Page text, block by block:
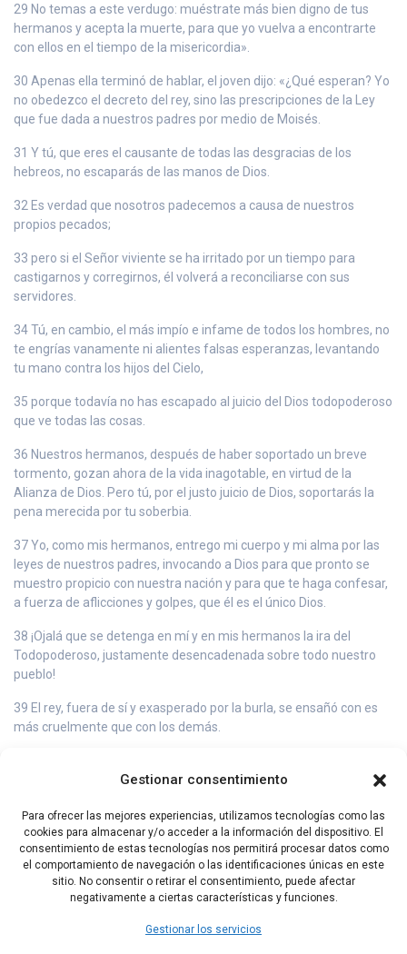
Gestionar consentimiento
Para ofrecer las mejores experiencias, utilizamos tecnologías como las
cookies para almacenar y/o acceder a la información del dispositivo. El
consentimiento de estas tecnologías nos permitirá procesar datos como
el comportamiento de navegación o las identificaciones únicas en este
sitio. No consentir o retirar el consentimiento, puede afectar
negativamente a ciertas características y funciones.
Gestionar los servicios
29 No temas a este verdugo: muéstrate más bien digno de tus
hermanos y acepta la muerte, para que yo vuelva a encontrarte
con ellos en el tiempo de la misericordia».
30 Apenas ella terminó de hablar, el joven dijo: «¿Qué esperan? Yo
no obedezco el decreto del rey, sino las prescripciones de la Ley
que fue dada a nuestros padres por medio de Moisés.
31 Y tú, que eres el causante de todas las desgracias de los
hebreos, no escaparás de las manos de Dios.
32 Es verdad que nosotros padecemos a causa de nuestros
propios pecados;
33 pero si el Señor viviente se ha irritado por un tiempo para
castigarnos y corregirnos, él volverá a reconciliarse con sus
servidores.
34 Tú, en cambio, el más impío e infame de todos los hombres, no
te engrías vanamente ni alientes falsas esperanzas, levantando
tu mano contra los hijos del Cielo,
35 porque todavía no has escapado al juicio del Dios todopoderoso
que ve todas las cosas.
36 Nuestros hermanos, después de haber soportado un breve
tormento, gozan ahora de la vida inagotable, en virtud de la
Alianza de Dios. Pero tú, por el justo juicio de Dios, soportarás la
pena merecida por tu soberbia.
37 Yo, como mis hermanos, entrego mi cuerpo y mi alma por las
leyes de nuestros padres, invocando a Dios para que pronto se
muestro propicio con nuestra nación y para que te haga confesar,
a fuerza de aflicciones y golpes, que él es el único Dios.
38 ¡Ojalá que se detenga en mí y en mis hermanos la ira del
Todopoderoso, justamente desencadenada sobre todo nuestro
pueblo!
39 El rey, fuera de sí y exasperado por la burla, se ensañó con es
más cruelmente que con los demás.
y con entera confianza en el Señor.
41 Finalmente murió la madre, después de todos sus hijos.
42 Pero basta con esto para informar acerca de los banquetes
rituales y de la magnitud de los suplicios.
Capítulo Anterior Capítulo Siguiente